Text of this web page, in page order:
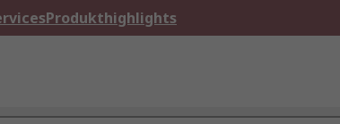
Produkthighlights